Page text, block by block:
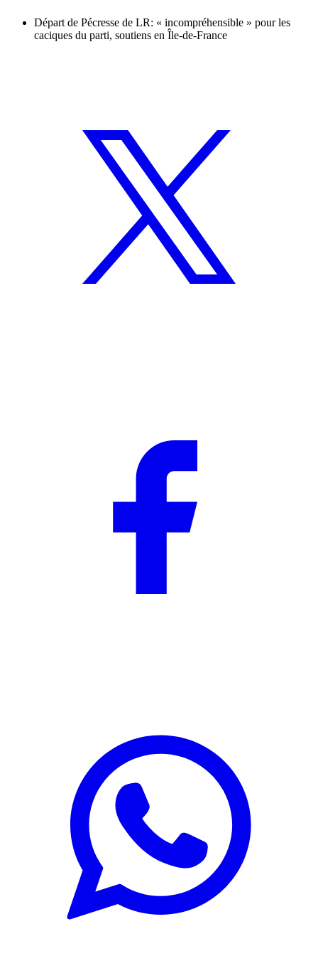
Départ de Pécresse de LR: « incompréhensible » pour les
caciques du parti, soutiens en Île-de-France